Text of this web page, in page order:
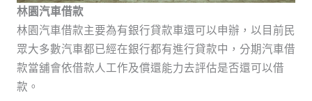
林園汽車借款
林園汽車借款主要為有銀行貸款車還可以申辦，以目前民
眾大多數汽車都已經在銀行都有進行貸款中，分期汽車借
款當舖會依借款人工作及償還能力去評估是否還可以借
款。